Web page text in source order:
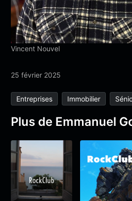
Vincent Nouvel
25 février 2025
Entreprises Immobilier
Plus de Emmanuel